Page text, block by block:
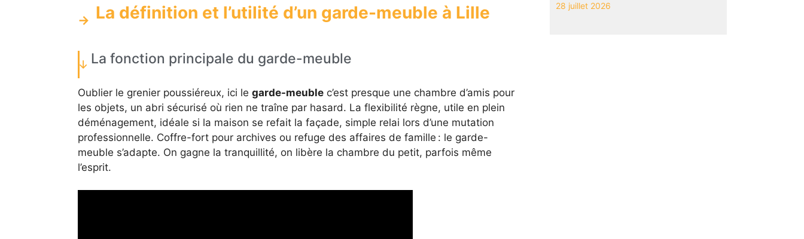
La définition et l’utilité d’un garde-meuble à Lille
La fonction principale du garde-meuble
Oublier le grenier poussiéreux, ici le garde-meublec’est presque une chambre d’amis pour
les objets, un abri sécurisé où rien ne traîne par hasard. La flexibilité règne, utile en plein
déménagement, idéale si la maison se refait la façade, simple relai lors d’une mutation
professionnelle. Coffre-fort pour archives ou refuge des affaires de famille : le garde-
meuble s’adapte. On gagne la tranquillité, on libère la chambre du petit, parfois même
l’esprit.
28 juillet 2026